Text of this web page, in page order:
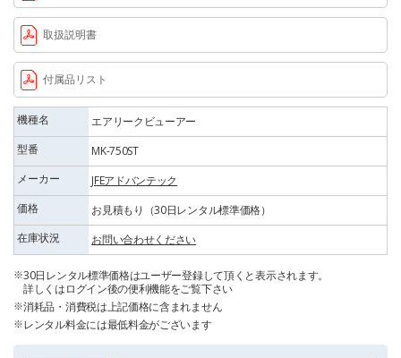
取扱説明書
付属品リスト
機種名
エアリークビューアー
型番
MK-750ST
メーカー
JFEアドバンテック
価格
お見積もり（30日レンタル標準価格）
在庫状況
お問い合わせください
30日レンタル標準価格はユーザー登録して頂くと表示されます。
詳しくはログイン後の便利機能をご覧下さい
消耗品・消費税は上記価格に含まれません
レンタル料金には最低料金がございます